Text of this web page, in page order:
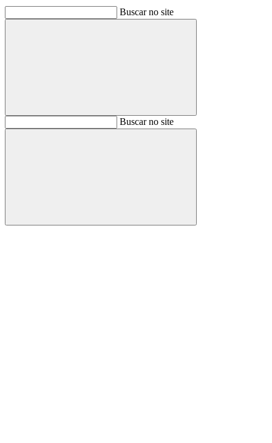
Buscar no site
BuscarBuscar no site
Buscar